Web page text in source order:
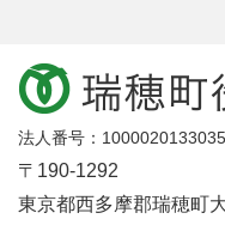
法人番号：1000020133035
〒190-1292
東京都西多摩郡瑞穂町